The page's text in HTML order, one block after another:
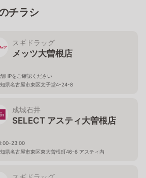
チラシ
スギドラッグ
メッツ大曽根店
HPをご確認ください
県名古屋市東区太子堂4-24-8
成城石井
SELECT アスティ大曽根店
23:00
県名古屋市東区東大曽根町46-6 アスティ内